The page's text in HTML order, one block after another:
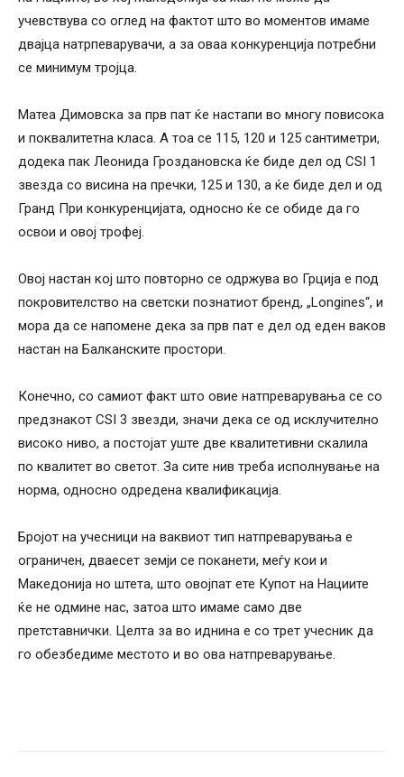
учевствува со оглед на фактот што во моментов имаме
двајца натрпеварувачи, а за оваа конкуренција потребни
се минимум тројца.
Матеа Димовска за прв пат ќе настапи во многу повисока
и поквалитетна класа. А тоа се 115, 120 и 125 сантиметри,
додека пак Леонида Гроздановска ќе биде дел од CSI 1
звезда со висина на пречки, 125 и 130, а ќе биде дел и од
Гранд При конкуренцијата, односно ќе се обиде да го
освои и овој трофеј.
Овој настан кој што повторно се одржува во Грција е под
покровителство на светски познатиот бренд, „Longines“, и
мора да се напомене дека за прв пат е дел од еден ваков
настан на Балканските простори.
Конечно, со самиот факт што овие натпреварувања се со
предзнакот CSI 3 звезди, значи дека се од исклучително
високо ниво, а постојат уште две квалитетивни скалила
по квалитет во светот. За сите нив треба исполнување на
норма, односно одредена квалификација.
Бројот на учесници на ваквиот тип натпреварувања е
ограничен, дваесет земји се поканети, меѓу кои и
Македонија но штета, што овојпат ете Купот на Нациите
ќе не одмине нас, затоа што имаме само две
претставнички. Целта за во иднина е со трет учесник да
го обезбедиме местото и во ова натпреварување.